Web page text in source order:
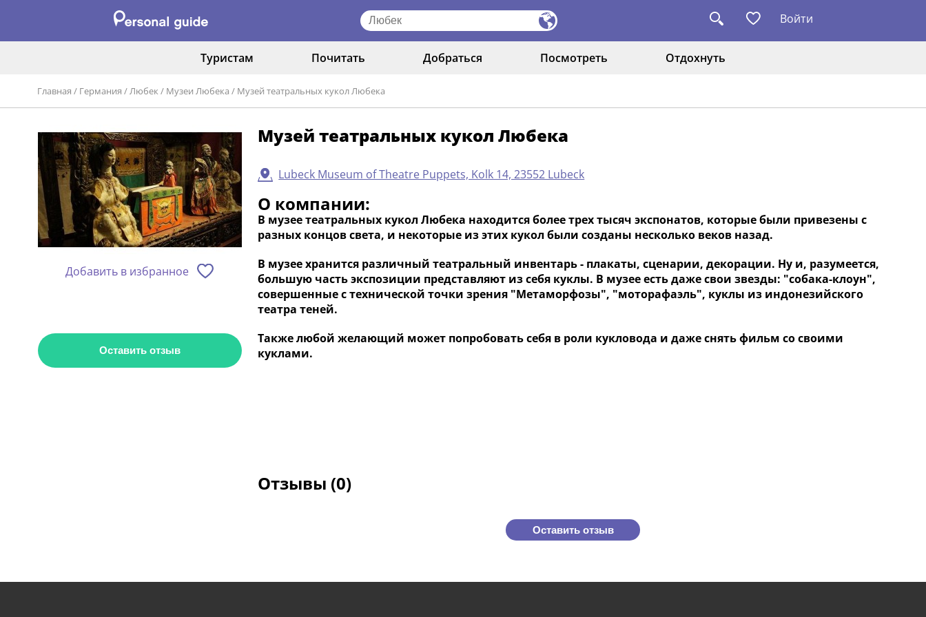
Войти
Туристам Почитать Добраться Посмотреть Отдохнуть
Главная / Германия /Любек / Музеи Любека / Музей театральных кукол Любека
Добавить в избранное
Оставить отзыв
Музей театральных кукол Любека
Lubeck Museum of Theatre Puppets, Kolk 14, 23552 Lubeck
О компании:
В музее театральных кукол Любека находится более трех тысяч экспонатов, которые были привезены с
разных концов света, и некоторые из этих кукол были созданы несколько веков назад.
В музее хранится различный театральный инвентарь - плакаты, сценарии, декорации. Ну и, разумеется,
большую часть экспозиции представляют из себя куклы. В музее есть даже свои звезды: "собака-клоун",
совершенные с технической точки зрения "Метаморфозы", "моторафаэль", куклы из индонезийского
театра теней.
Также любой желающий может попробовать себя в роли кукловода и даже снять фильм со своими
куклами.
Отзывы (0)
Оставить отзыв